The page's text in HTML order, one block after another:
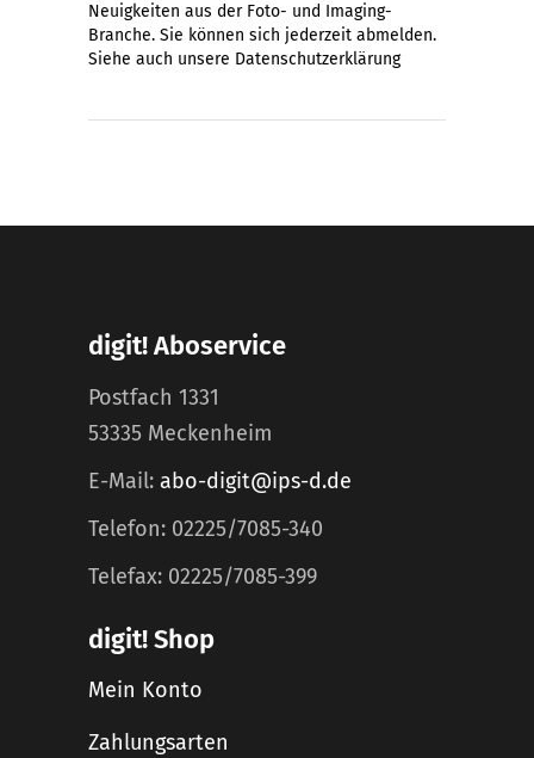
Neuigkeiten aus der Foto- und Imaging-
Branche. Sie können sich jederzeit abmelden.
Siehe auch unsere Datenschutzerklärung
digit! Aboservice
Postfach 1331
53335 Meckenheim
E-Mail: abo-digit@ips-d.de
Telefon: 02225/7085-340
Telefax: 02225/7085-399
digit! Shop
Mein Konto
Zahlungsarten